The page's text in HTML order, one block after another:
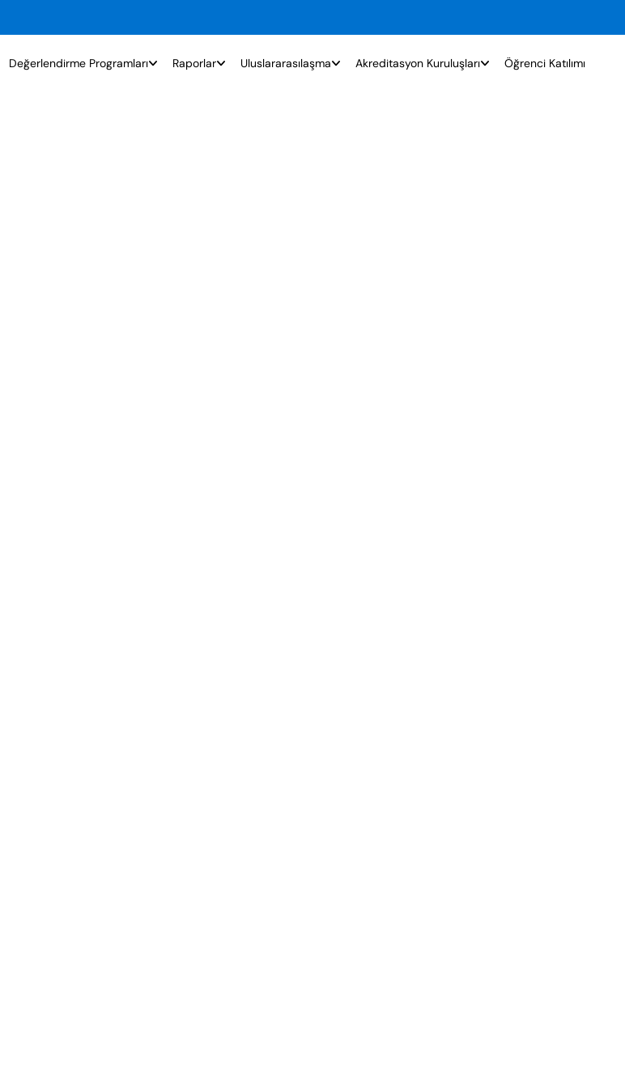
Değerlendirme Programları Raporlar Uluslararasılaşma Akreditasyon Kuruluşları Öğrenci Katılımı